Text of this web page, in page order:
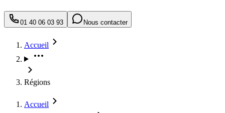
01 40 06 03 93 Nous contacter
Accueil
Régions
Accueil